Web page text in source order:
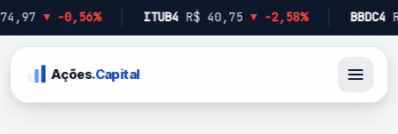
▼ -0,56% ITUB4 R$ 40,75 ▼ -2,58% BBDC4 R$
Ações.Capital